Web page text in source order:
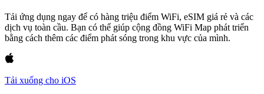
Tải ứng dụng ngay để có hàng triệu điểm WiFi, eSIM giá rẻ và các
dịch vụ toàn cầu. Bạn có thể giúp cộng đồng WiFi Map phát triển
bằng cách thêm các điểm phát sóng trong khu vực của mình.
Tải xuống cho iOS